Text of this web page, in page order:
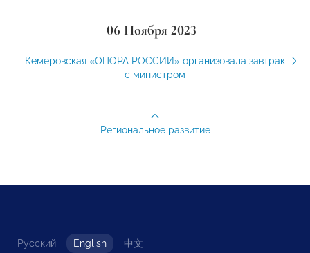
06 Ноября 2023
Кемеровская «ОПОРА РОССИИ» организовала завтрак
с министром
Региональное развитие
Русский English 中文